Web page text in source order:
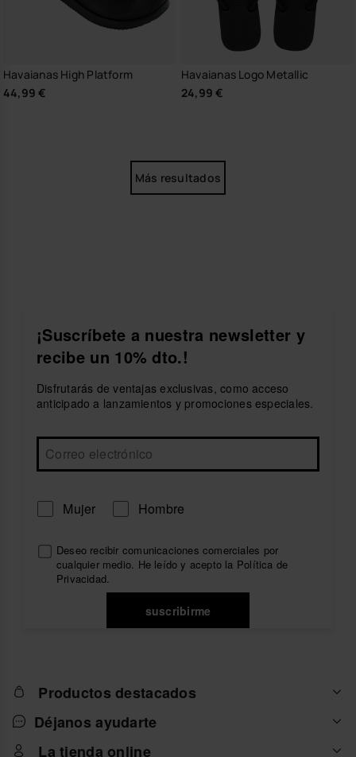
Havaianas High Platform
44,99 €
Havaianas Logo Metallic
24,99 €
Más resultados
¡Suscríbete a nuestra newsletter y
recibe un 10% dto.!
Disfrutarás de ventajas exclusivas, como acceso
anticipado a lanzamientos y promociones especiales.
Mujer Hombre
Deseo recibir comunicaciones comerciales por
cualquier medio. He leído y acepto la Política de
Privacidad.
suscribirme
Productos destacados
Déjanos ayudarte
La tienda online